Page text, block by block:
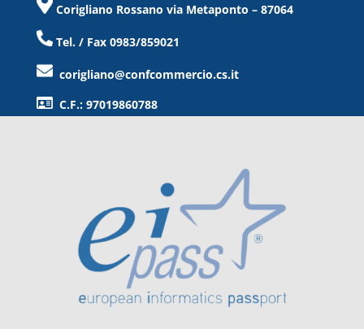
Corigliano Rossano via Metaponto – 87064
Tel. / Fax 0983/859021
corigliano@confcommercio.cs.it
C.F.: 97019860788